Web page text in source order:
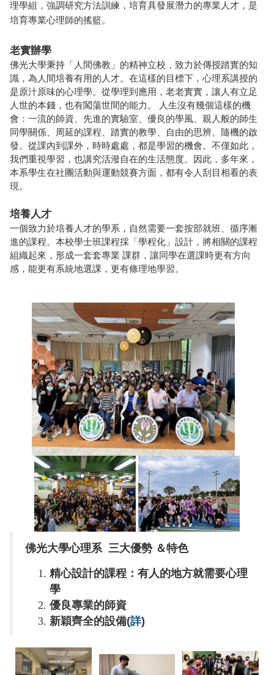
理學組，強調研究方法訓練，培育具發展潛力的專業人才，是
培育專業心理師的搖籃。
老實辦學
佛光大學秉持「人間佛教」的精神立校，致力於傳授踏實的知
識，為人間培養有用的人才。在這樣的目標下，心理系講授的
是原汁原味的心理學。從學理到應用，老老實實，讓人有立足
人世的本錢，也有闖蕩世間的能力。 人生沒有幾個這樣的機
會：一流的師資、先進的實驗室、優良的學風、親人般的師生
同學關係、周延的課程、踏實的教學、自由的思辨、隨機的啟
發。從課內到課外，時時處處，都是學習的機會。不僅如此，
我們重視學習，也講究活潑自在的生活態度。因此，多年來，
本系學生在社團活動與運動競賽方面，都有令人刮目相看的表
現。
培養人才
一個致力於培養人才的學系，自然需要一套按部就班、循序漸
進的課程。本校學士班課程採「學程化」設計，將相關的課程
組織起來，形成一套套專業 課群，讓同學在選課時更有方向
感，能更有系統地選課，更有條理地學習。
佛光大學心理系 三大優勢 ＆特色
精心設計的課程：有人的地方就需要心理
學
優良專業的師資
新穎齊全的設備(詳)